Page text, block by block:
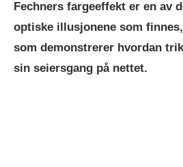
Fechners fargeeffekt er en av
optiske illusjonene som
som demonstrerer hvordan
sin seiersgang på nettet.